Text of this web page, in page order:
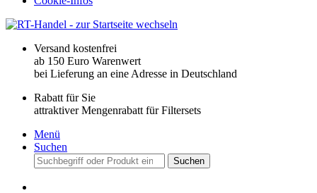
Versand kostenfrei
ab 150 Euro Warenwert
bei Lieferung an eine Adresse in Deutschland
Rabatt für Sie
attraktiver Mengenrabatt für Filtersets
Menü
Suchen
Suchen